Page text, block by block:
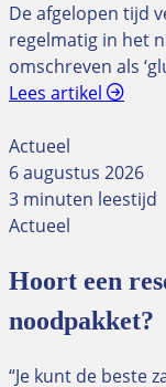
De afgelopen tijd
regelmatig in het
omschreven als
Lees artikel
Actueel
6 augustus 2026
3 minuten leestijd
Actueel
Hoort een
noodpakket?
“Je kunt de beste